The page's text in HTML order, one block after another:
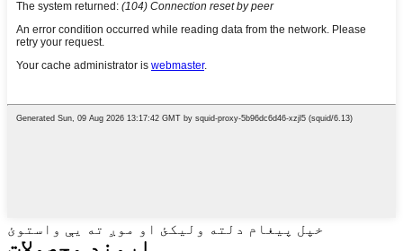
خپل پیغام دلته ولیکئ او موږ ته یې واستوئ